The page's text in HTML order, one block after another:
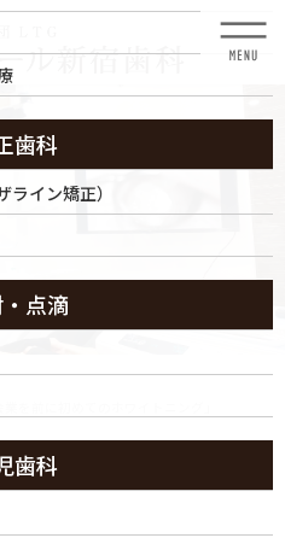
を前に初めてのホワイトニング」
歯科
イン矯正）
点滴
歯科